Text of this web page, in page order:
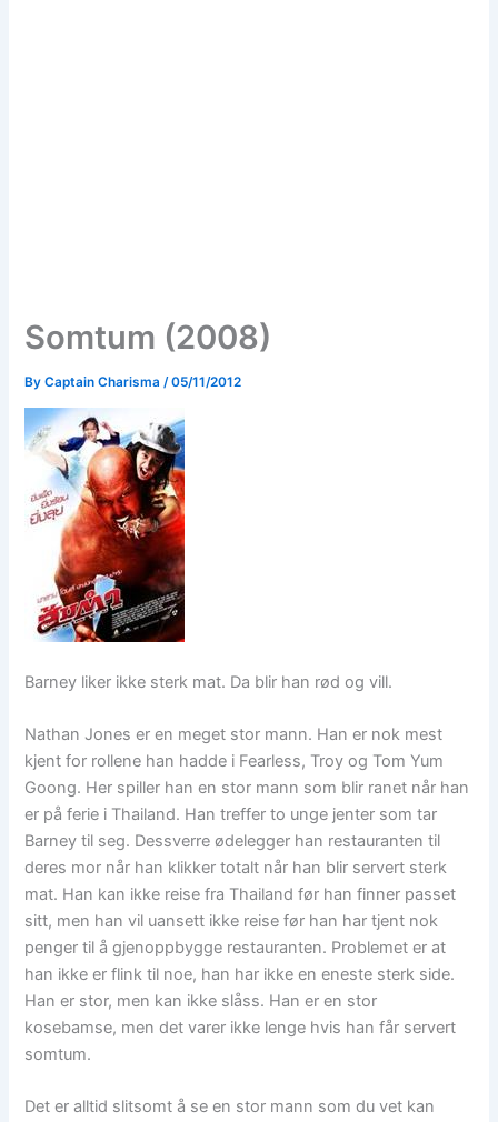
Somtum (2008)
ByCaptain Charisma /05/11/2012
Barney liker ikke sterk mat. Da blir han rød og vill.
Nathan Jones er en meget stor mann. Han er nok mest
kjent for rollene han hadde i Fearless, Troy og Tom Yum
Goong. Her spiller han en stor mann som blir ranet når han
er på ferie i Thailand. Han treffer to unge jenter som tar
Barney til seg. Dessverre ødelegger han restauranten til
deres mor når han klikker totalt når han blir servert sterk
mat. Han kan ikke reise fra Thailand før han finner passet
sitt, men han vil uansett ikke reise før han har tjent nok
penger til å gjenoppbygge restauranten. Problemet er at
han ikke er flink til noe, han har ikke en eneste sterk side.
Han er stor, men kan ikke slåss. Han er en stor
kosebamse, men det varer ikke lenge hvis han får servert
somtum.
Det er alltid slitsomt å se en stor mann som du vet kan